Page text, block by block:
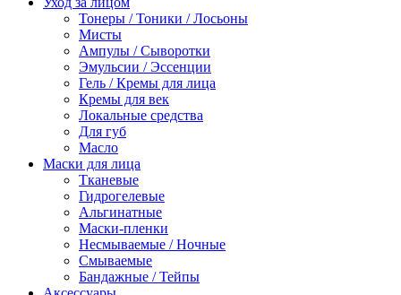
Тонеры / Тоники / Лосьоны
Мисты
Ампулы / Сыворотки
Эмульсии / Эссенции
Гель / Кремы для лица
Кремы для век
Локальные средства
Для губ
Масло
Маски для лица
Тканевые
Гидрогелевые
Альгинатные
Маски-пленки
Несмываемые / Ночные
Смываемые
Бандажные / Тейпы